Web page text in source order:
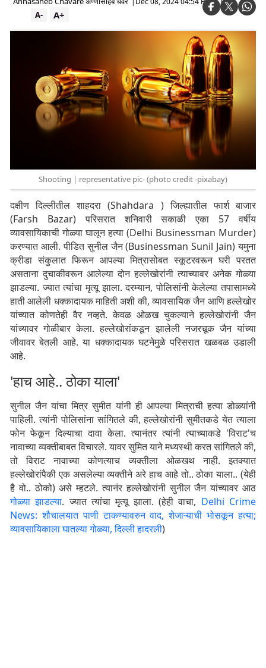
A+
A-
Shooting | representative pic- (photo credit -pixabay)
दक्षीण दिल्लीतील शाहदरा (Shahdara ) जिल्ह्यातील फार्श बाजार
(Farsh Bazar) परिसरात शनिवारी सकाळी एका 57 वर्षीय
व्यावसायिकाची गोळ्या घालून हत्या (Delhi Businessman Murder)
करण्यात आली. पीडित सुनील जैन (Businessman Sunil Jain) यमुना
क्रीडा संकुलात फिरून आपल्या मित्रासोबत स्कूटरवरून घरी परतत
असताना दुचाकीवरून आलेल्या दोन हल्लेखोरांनी त्याच्यावर अनेक गोळ्या
झाडल्या. ज्यात त्यांचा मृत्यू झाला. दरम्यान, पोलिसांनी केलेल्या तपासामध्ये
हाती आलेली धक्कादायक माहिती अशी की, व्यावसायिक जैन आणि हल्लेखोर
यांच्यात कोणतेही वैर नव्हते. केवळ ओळख चुकल्याने हल्लेखोरांनी जैन
यांच्यावर गोळीबार केला. हल्लेखोरांकडून झालेली नजरचूक जैन यांच्या
जीवावर बेतली आहे. या धक्कादायक घटनेमुळे परिसरात खळबळ उडाली
आहे.
'हाच आहे.. ठोका याला'
सुनील जैन यांचा मित्र सुमीत यांनी ही आपल्या मित्राची हत्या डोळ्यांनी
पाहिली. त्यांनी पोलिसांना सांगितले की, हल्लेखोरांनी सुमीतकडे येत त्याला
फोन फेकून दिल्याचा दावा केला. त्यानंतर त्यांनी त्याच्याकडे 'विराट'च
नावाच्या व्यक्तीबाबत विचारले. यावर सुमित याने मध्यस्थी करत सांगितले की,
तो विराट नावाच्या कोणत्याच व्यक्तीला ओळखथ नाही. इतक्यात
हल्लेखोरांपैकी एक असलेल्या व्यक्तीने अरे हाच आहे तो.. ठोका याला.. (येही
है वो.. ठोको) असे म्हटले. त्यानंर हल्लेखोरांनी सुनील जैन यांच्यावर आठ
गोळ्या झाडल्या. ज्यात त्यांचा मृत्यू झाला. (हेही वाचा, Delhi Crime
News: शौचालयात पाणी टाकण्यावरुन वाद, शेजाऱ्याची भोसकून हत्या;
व्यावसायिकाला घातल्या गोळ्या, दिल्ली हादरली)